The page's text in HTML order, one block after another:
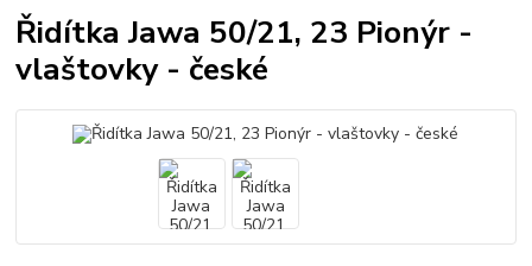
Řidítka Jawa 50/21, 23 Pionýr -
vlaštovky - české